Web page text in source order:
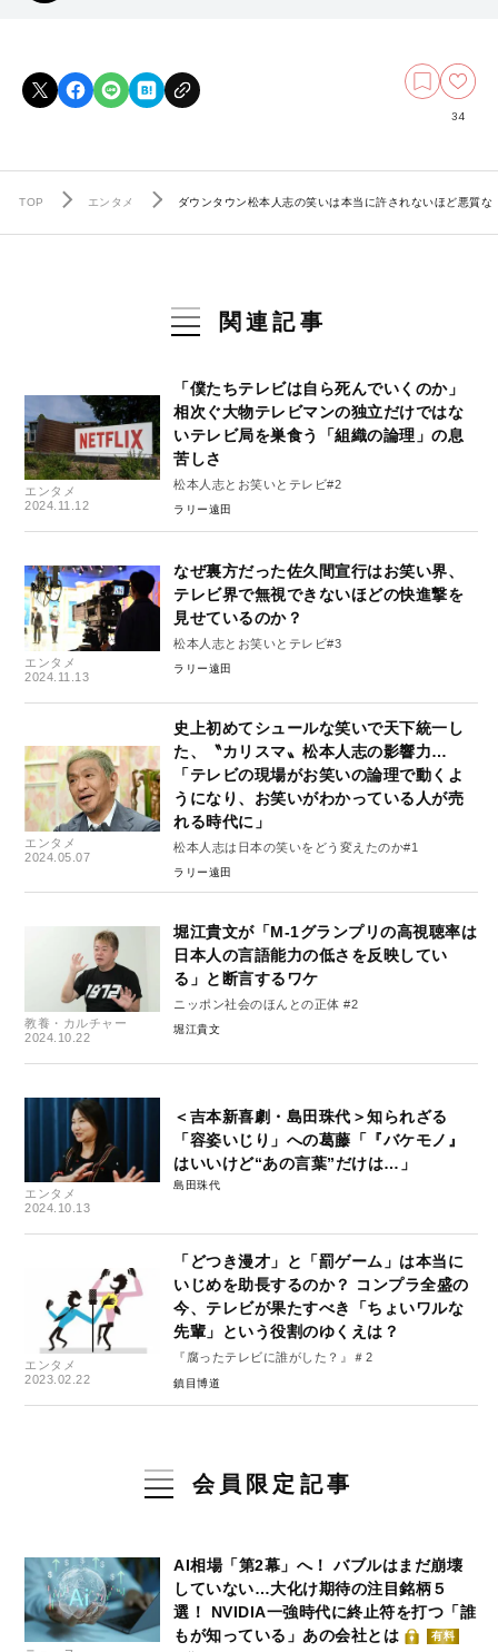
34
TOP エンタメ ダウンタウン松本人志の笑いは本当に許されないほど悪質
関連記事
エンタメ
2024.11.12
「僕たちテレビは自ら死んでいくのか」
相次ぐ大物テレビマンの独立だけではな
いテレビ局を巣食う「組織の論理」の息
苦しさ
松本人志とお笑いとテレビ#2
ラリー遠田
エンタメ
2024.11.13
なぜ裏方だった佐久間宣行はお笑い界、
テレビ界で無視できないほどの快進撃を
見せているのか？
松本人志とお笑いとテレビ#3
ラリー遠田
エンタメ
2024.05.07
史上初めてシュールな笑いで天下統一し
た、〝カリスマ〟松本人志の影響力…
「テレビの現場がお笑いの論理で動くよ
うになり、お笑いがわかっている人が売
れる時代に」
松本人志は日本の笑いをどう変えたのか#1
ラリー遠田
教養・カルチャー
2024.10.22
堀江貴文が「M-1グランプリの高視聴率は
日本人の言語能力の低さを反映してい
る」と断言するワケ
ニッポン社会のほんとの正体 #2
堀江貴文
エンタメ
2024.10.13
＜吉本新喜劇・島田珠代＞知られざる
「容姿いじり」への葛藤「『バケモノ』
はいいけど“あの言葉”だけは…」
島田珠代
エンタメ
2023.02.22
「どつき漫才」と「罰ゲーム」は本当に
いじめを助長するのか？ コンプラ全盛の
今、テレビが果たすべき「ちょいワルな
先輩」という役割のゆくえは？
『腐ったテレビに誰がした？』＃2
鎮目博道
会員限定記事
AI相場「第2幕」へ！ バブルはまだ崩壊
していない…大化け期待の注目銘柄５
選！ NVIDIA一強時代に終止符を打つ「誰
もが知っている」あの会社とは
有料